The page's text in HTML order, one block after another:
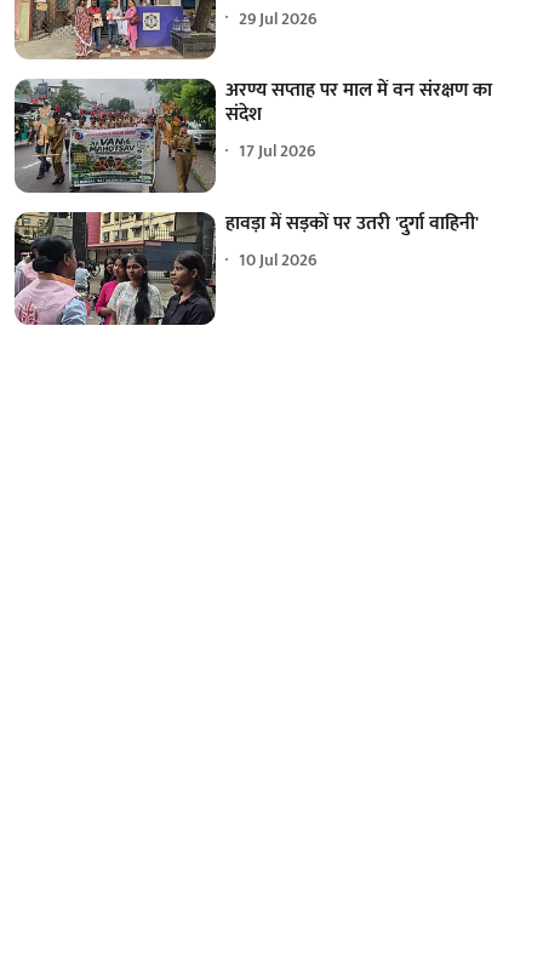
29 Jul 2026
अरण्य सप्ताह पर माल में वन संरक्षण का
संदेश
17 Jul 2026
हावड़ा में सड़कों पर उतरी 'दुर्गा वाहिनी'
10 Jul 2026